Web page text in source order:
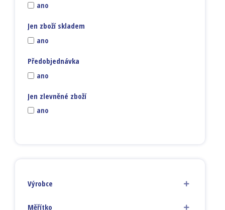
ano
Jen zboží skladem
ano
Předobjednávka
ano
Jen zlevněné zboží
ano
Výrobce
Měřítko